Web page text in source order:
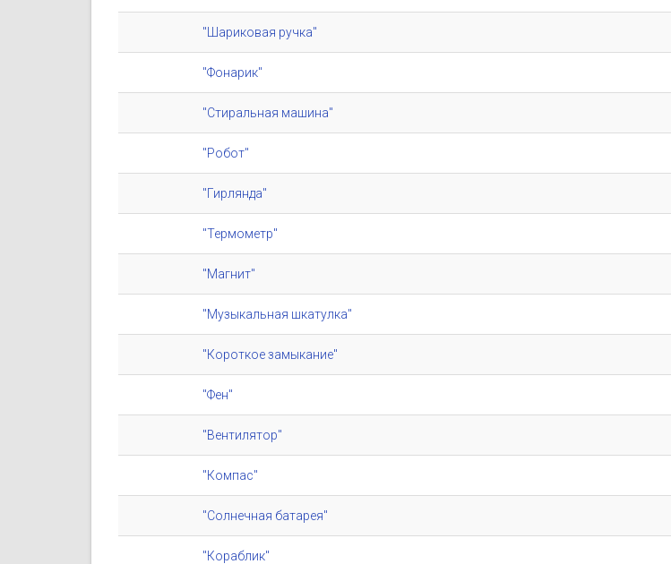
"Шариковая ручка"
"Фонарик"
"Стиральная машина"
"Робот"
"Гирлянда"
"Термометр"
"Магнит"
"Музыкальная шкатулка"
"Короткое замыкание"
"Фен"
"Вентилятор"
"Компас"
"Солнечная батарея"
"Кораблик"